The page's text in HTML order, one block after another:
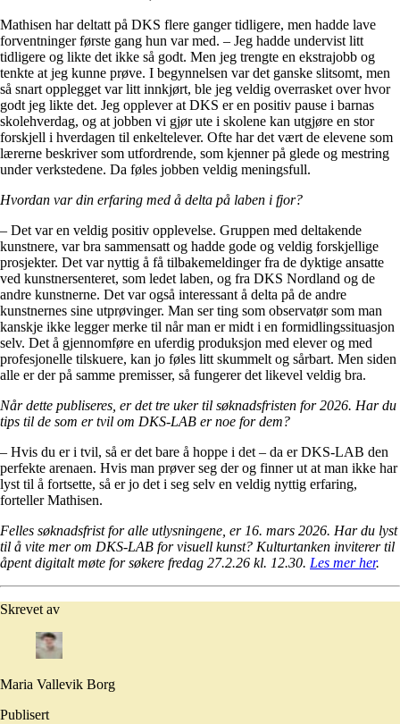
Mathisen har deltatt på DKS flere ganger tidligere, men hadde lave
forventninger første gang hun var med. – Jeg hadde undervist litt
tidligere og likte det ikke så godt. Men jeg trengte en ekstrajobb og
tenkte at jeg kunne prøve. I begynnelsen var det ganske slitsomt, men
så snart opplegget var litt innkjørt, ble jeg veldig overrasket over hvor
godt jeg likte det. Jeg opplever at DKS er en positiv pause i barnas
skolehverdag, og at jobben vi gjør ute i skolene kan utgjøre en stor
forskjell i hverdagen til enkeltelever. Ofte har det vært de elevene som
lærerne beskriver som utfordrende, som kjenner på glede og mestring
under verkstedene. Da føles jobben veldig meningsfull.
Hvordan var din erfaring med å delta på laben i fjor?
– Det var en veldig positiv opplevelse. Gruppen med deltakende
kunstnere, var bra sammensatt og hadde gode og veldig forskjellige
prosjekter. Det var nyttig å få tilbakemeldinger fra de dyktige ansatte
ved kunstnersenteret, som ledet laben, og fra DKS Nordland og de
andre kunstnerne. Det var også interessant å delta på de andre
kunstnernes sine utprøvinger. Man ser ting som observatør som man
kanskje ikke legger merke til når man er midt i en formidlingssituasjon
selv. Det å gjennomføre en uferdig produksjon med elever og med
profesjonelle tilskuere, kan jo føles litt skummelt og sårbart. Men siden
alle er der på samme premisser, så fungerer det likevel veldig bra.
Når dette publiseres, er det tre uker til søknadsfristen for 2026. Har du
tips til de som er tvil om DKS-LAB er noe for dem?
– Hvis du er i tvil, så er det bare å hoppe i det – da er DKS-LAB den
perfekte arenaen. Hvis man prøver seg der og finner ut at man ikke har
lyst til å fortsette, så er jo det i seg selv en veldig nyttig erfaring,
forteller Mathisen.
Felles søknadsfrist for alle utlysningene, er 16. mars 2026. Har du lyst
til å vite mer om DKS-LAB for visuell kunst? Kulturtanken inviterer til
åpent digitalt møte for søkere fredag 27.2.26 kl. 12.30. Les mer her.
Skrevet av
Maria Vallevik Borg
Publisert